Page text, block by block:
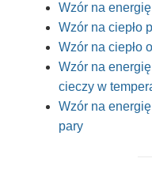
Wzór na
Wzór na ciepło
Wzór na ciepło
Wzór na
cieczy w
Wzór na
pary